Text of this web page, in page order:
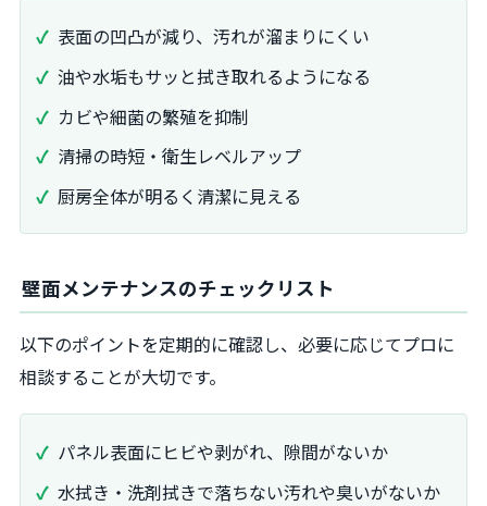
表面の凹凸が減り、汚れが溜まりにくい
油や水垢もサッと拭き取れるようになる
カビや細菌の繁殖を抑制
清掃の時短・衛生レベルアップ
厨房全体が明るく清潔に見える
壁面メンテナンスのチェックリスト
以下のポイントを定期的に確認し、必要に応じてプロに
相談することが大切です。
パネル表面にヒビや剥がれ、隙間がないか
水拭き・洗剤拭きで落ちない汚れや臭いがないか